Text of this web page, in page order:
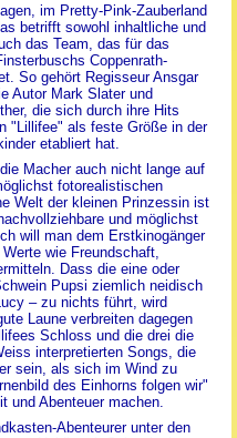
im Pretty-Pink-Zauberland
betrifft sowohl inhaltliche und
das Team, das für das
Coppenrath-
So gehört Regisseur Ansgar
Autor Mark Slater und
die sich durch ihre Hits
"Lillifee" als feste Größe in der
etabliert hat.
Macher auch nicht lange auf
fotorealistischen
Welt der kleinen Prinzessin ist
und möglichst
will man dem Erstkinogänger
wie Freundschaft,
Dass die eine oder
Pupsi ziemlich neidisch
– zu nichts führt, wird
Laune verbreiten dagegen
Schloss und die drei die
interpretierten Songs, die
sein, als sich im Wind zu
des Einhorns folgen wir"
und Abenteuer machen.
Abenteurer unter den